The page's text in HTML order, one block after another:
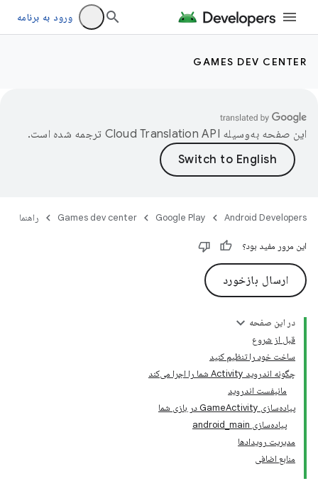
ورود به برنامه
GAMES DEV CENTER
این صفحه به‌وسیله ترجمه شده است.
Android Developers
Google Play
Games dev center راهنما
این مرور مفید بود؟
ارسال بازخورد
در این صفحه
قبل از شروع
ساخت خود را تنظیم کنید
چگونه اندروید Activity شما را اجرا می‌کند
مانیفست اندروید
پیاده‌سازی GameActivity در بازی شما
پیاده‌سازی android_main
مدیریت رویدادها
منابع اضافی